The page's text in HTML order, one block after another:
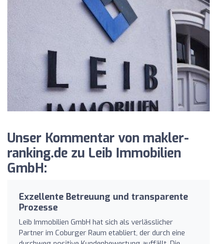
Unser Kommentar von makler-
ranking.de zu Leib Immobilien
GmbH:
Exzellente Betreuung und transparente
Prozesse
Leib Immobilien GmbH hat sich als verlässlicher
Partner im Coburger Raum etabliert, der durch eine